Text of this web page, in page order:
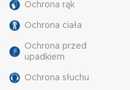
Ochrona rąk
Ochrona ciała
Ochrona przed
upadkiem
Ochrona słuchu